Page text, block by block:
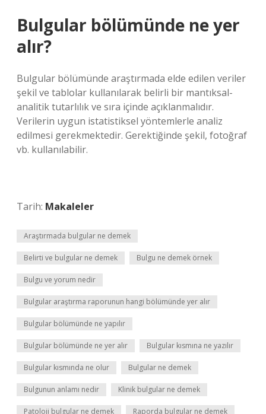
Bulgular bölümünde ne yer
alır?
Bulgular bölümünde araştırmada elde edilen veriler
şekil ve tablolar kullanılarak belirli bir mantıksal-
analitik tutarlılık ve sıra içinde açıklanmalıdır.
Verilerin uygun istatistiksel yöntemlerle analiz
edilmesi gerekmektedir. Gerektiğinde şekil, fotoğraf
vb. kullanılabilir.
Tarih: Makaleler
Araştırmada bulgular ne demek
Belirti ve bulgular ne demek Bulgu ne demek örnek
Bulgu ve yorum nedir
Bulgular araştırma raporunun hangi bölümünde yer alır
Bulgular bölümünde ne yapılır
Bulgular bölümünde ne yer alır Bulgular kısmına ne yazılır
Bulgular kısmında ne olur Bulgular ne demek
Bulgunun anlamı nedir Klinik bulgular ne demek
Patoloji bulgular ne demek Raporda bulgular ne demek